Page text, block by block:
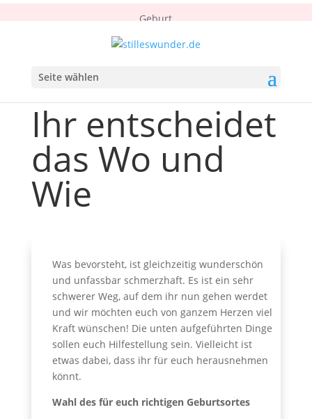
Seite wählen
Geburt
Ihr entscheidet
das Wo und
Wie
Was bevorsteht, ist gleichzeitig wunderschön
und unfassbar schmerzhaft. Es ist ein sehr
schwerer Weg, auf dem ihr nun gehen werdet
und wir möchten euch von ganzem Herzen viel
Kraft wünschen! Die unten aufgeführten Dinge
sollen euch Hilfestellung sein. Vielleicht ist
etwas dabei, dass ihr für euch herausnehmen
könnt.
Wahl des für euch richtigen Geburtsortes